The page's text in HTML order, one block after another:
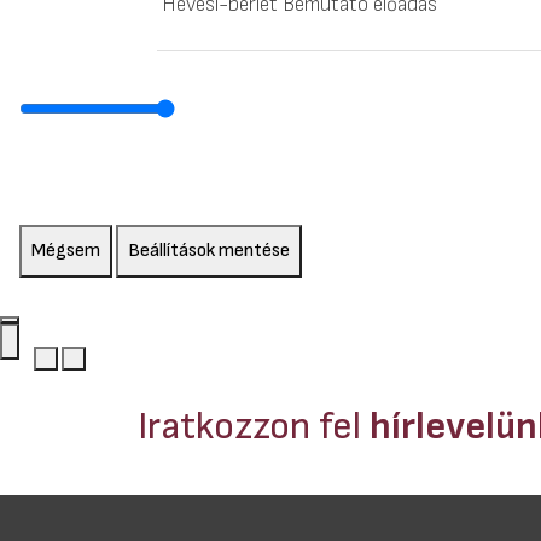
Hevesi-bérlet Bemutató előadás
Mégsem Beállítások mentése
Iratkozzon fel